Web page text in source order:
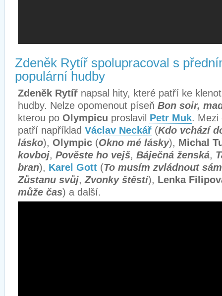
Zdeněk Rytíř spolupracoval s
populární hudby
Zdeněk Rytíř napsal hity, které patří ke
hudby. Nelze opomenout píseň Bon soir,
kterou po Olympicu proslavil Petr Muk. Mezi
patří například Václav Neckář (Kdo vchází
lásko), Olympic (Okno mé lásky), Michal
kovboj, Pověste ho vejš, Báječná ženská,
bran), Karel Gott (To musím zvládnout sám
Zůstanu svůj,Zvonky štěstí), Lenka
může čas) a další.